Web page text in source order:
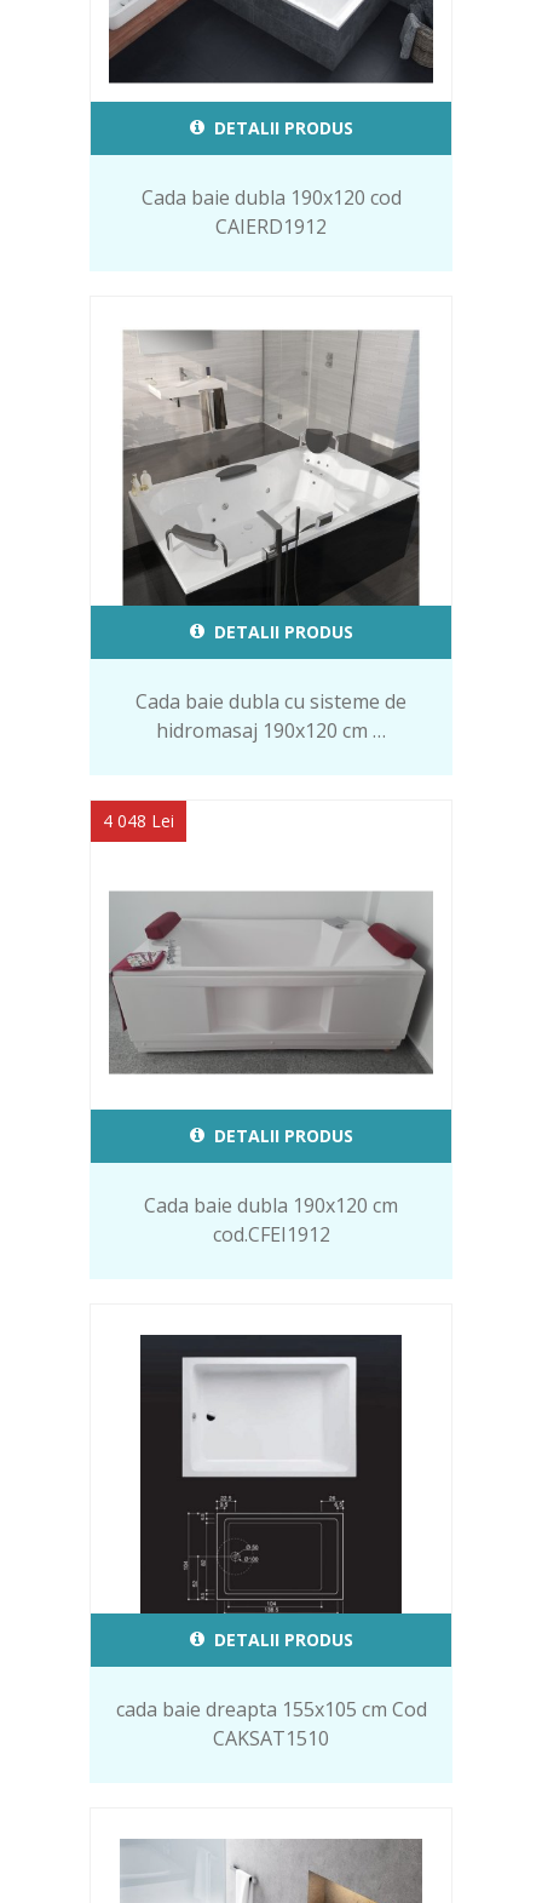
DETALII PRODUS
Cada baie dubla 190x120 cod
CAIERD1912
DETALII PRODUS
Cada baie dubla cu sisteme de
hidromasaj 190x120 cm …
4 048 Lei
DETALII PRODUS
Cada baie dubla 190x120 cm
cod.CFEI1912
DETALII PRODUS
cada baie dreapta 155x105 cm Cod
CAKSAT1510